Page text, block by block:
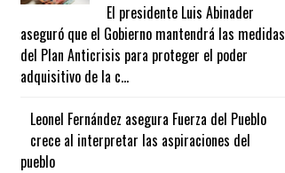
El presidente Luis Abinader
aseguró que el Gobierno mantendrá las medidas
del Plan Anticrisis para proteger el poder
adquisitivo de la c...
Leonel Fernández asegura Fuerza del Pueblo
crece al interpretar las aspiraciones del
pueblo